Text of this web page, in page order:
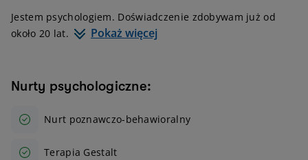
Jestem psychologiem. Doświadczenie zdobywam już od
około 20 lat.
Pokaż więcej
Nurty psychologiczne:
Nurt poznawczo-behawioralny
Terapia Gestalt